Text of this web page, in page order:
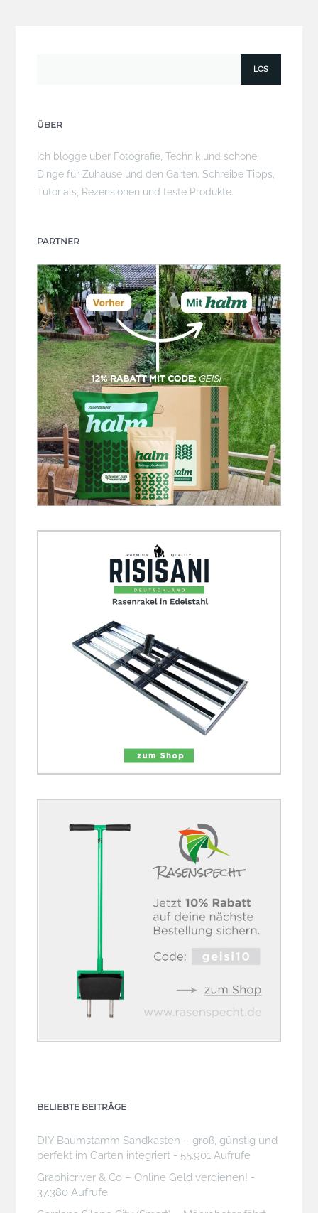
ÜBER
Ich blogge über Fotografie, Technik und schöne
Dinge für Zuhause und den Garten. Schreibe Tipps,
Tutorials, Rezensionen und teste Produkte.
PARTNER
BELIEBTE BEITRÄGE
DIY Baumstamm Sandkasten – groß, günstig und
perfekt im Garten integriert - 55.901 Aufrufe
Graphicriver & Co – Online Geld verdienen! -
37.380 Aufrufe